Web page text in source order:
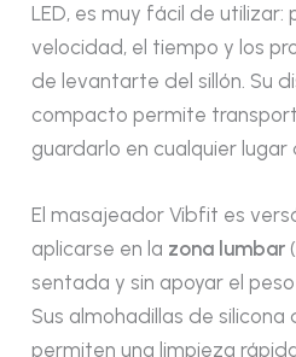
LED, es muy fácil de utilizar:
velocidad, el tiempo y los
de levantarte del sillón. Su
compacto permite
guardarlo en cualquier lugar
El masajeador Vibfit es
aplicarse en la zona lumbar
sentada y sin apoyar el
Sus almohadillas de
permiten una limpieza